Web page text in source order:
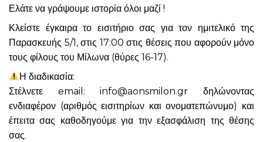
Ελάτε να γράψουμε ιστορία όλοι μαζί !
Κλείστε έγκαιρα το εισιτήριο σας για τον ημιτελικό της
Παρασκευής 5/1, στις 17:00 στις θέσεις που αφορούν μόνο
τους φίλους του Μίλωνα (θύρες 16-17).
Η διαδικασία:
Στέλνετε email: info@aonsmilon.gr δηλώνοντας
ενδιαφέρον (αριθμός εισιτηρίων και ονοματεπώνυμο) και
έπειτα σας καθοδηγούμε για την εξασφάλιση της θέσης
σας.